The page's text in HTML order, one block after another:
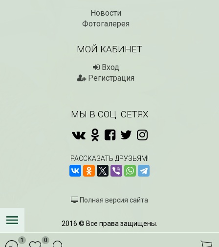
Новости
Фотогалерея
МОЙ КАБИНЕТ
Вход
Регистрация
МЫ В СОЦ. СЕТЯХ
РАССКАЗАТЬ ДРУЗЬЯМ!
Полная версия сайта
2016 © Все права защищены.
1 0